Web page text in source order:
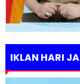
IKLAN HARI